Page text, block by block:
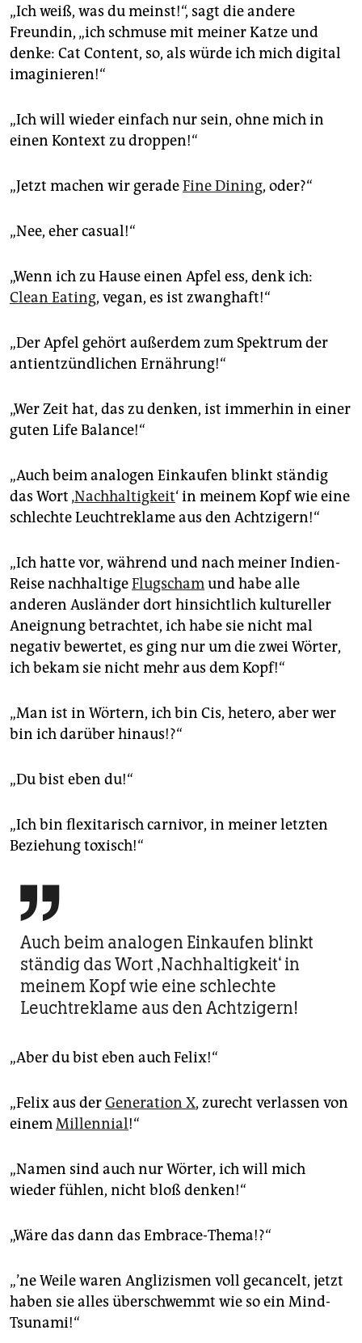
„Ich weiß, was du meinst!“, sagt die andere
Freundin, „ich schmuse mit meiner Katze und
denke: Cat Content, so, als würde ich mich digital
imaginieren!“
„Ich will wieder einfach nur sein, ohne mich in
einen Kontext zu droppen!“
„Jetzt machen wir geradeFine Dining, oder?“
„Nee, eher casual!“
„Wenn ich zu Hause einen Apfel ess, denk ich:
Clean Eating, vegan, es ist zwanghaft!“
„Der Apfel gehört außerdem zum Spektrum der
antientzündlichen Ernährung!“
„Wer Zeit hat, das zu denken, ist immerhin in einer
guten Life Balance!“
„Auch beim analogen Einkaufen blinkt ständig
das Wort ‚Nachhaltigkeit‘ in meinem Kopf wie eine
schlechte Leuchtreklame aus den Achtzigern!“
„Ich hatte vor, während und nach meiner Indien-
Reise nachhaltigeFlugschamund habe alle
anderen Ausländer dort hinsichtlich kultureller
Aneignung betrachtet, ich habe sie nicht mal
negativ bewertet, es ging nur um die zwei Wörter,
ich bekam sie nicht mehr aus dem Kopf!“
„Man ist in Wörtern, ich bin Cis, hetero, aber wer
bin ich darüber hinaus!?“
„Du bist eben du!“
„Ich bin flexitarisch carnivor, in meiner letzten
Beziehung toxisch!“

Auch beim analogen Einkaufen blinkt
ständig das Wort ‚Nachhaltigkeit‘ in
meinem Kopf wie eine schlechte
Leuchtreklame aus den Achtzigern!
„Aber du bist eben auch Felix!“
„Felix aus derGeneration X, zurecht verlassen von
einemMillennial!“
„Namen sind auch nur Wörter, ich will mich
wieder fühlen, nicht bloß denken!“
„Wäre das dann das Embrace-Thema!?“
„’ne Weile waren Anglizismen voll gecancelt, jetzt
haben sie alles überschwemmt wie so ein Mind-
Tsunami!“